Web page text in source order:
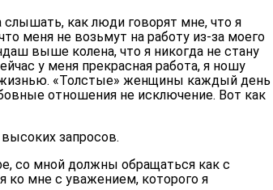
как люди говорят мне, что я
меня не возьмут на работу из-за моего
выше колена, что я никогда не стану
у меня прекрасная работа, я ношу
«Толстые» женщины каждый день
отношения не исключение. Вот как
запросов.
со мной должны обращаться как с
ко мне с уважением, которого я